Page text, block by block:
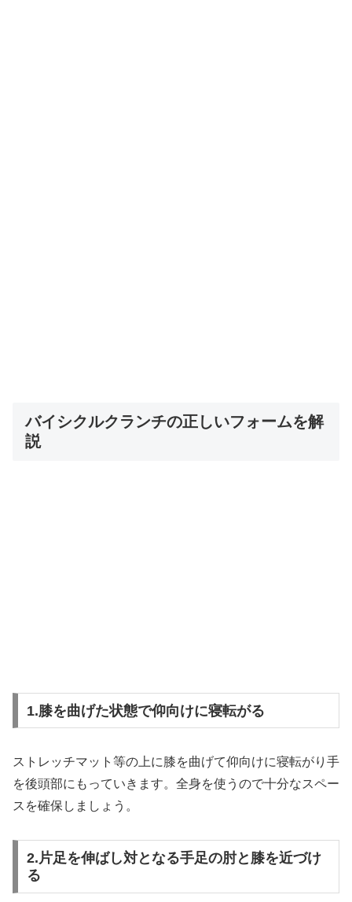
バイシクルクランチの正しいフォームを解
説
1.膝を曲げた状態で仰向けに寝転がる
ストレッチマット等の上に膝を曲げて仰向けに寝転がり手
を後頭部にもっていきます。全身を使うので十分なスペー
スを確保しましょう。
2.片足を伸ばし対となる手足の肘と膝を近づけ
る